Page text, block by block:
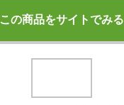
この商品をサイトでみる